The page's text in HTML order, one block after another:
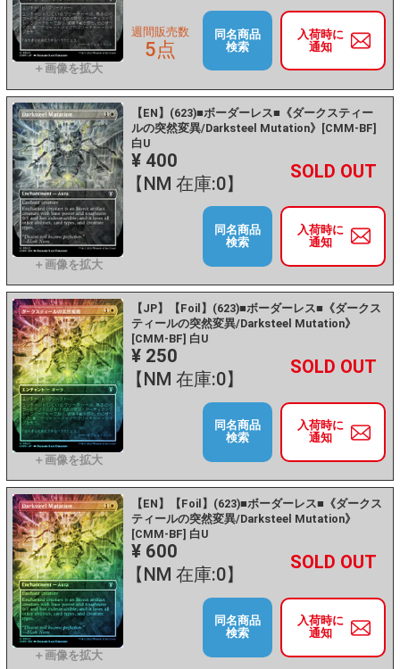
入荷時に
通知
週間販売数
5点
同名商品
検索
【EN】(623)■ボーダーレス■《ダークスティー
ルの突然変異/Darksteel Mutation》[CMM-BF]
白U
¥ 400
【NM 在庫:0】
－ +
入荷時に
通知
同名商品
検索
【JP】【Foil】(623)■ボーダーレス■《ダークス
ティールの突然変異/Darksteel Mutation》
[CMM-BF] 白U
¥ 250
【NM 在庫:0】
－ +
入荷時に
通知
同名商品
検索
【EN】【Foil】(623)■ボーダーレス■《ダークス
ティールの突然変異/Darksteel Mutation》
[CMM-BF] 白U
¥ 600
【NM 在庫:0】
－ +
入荷時に
通知
同名商品
検索